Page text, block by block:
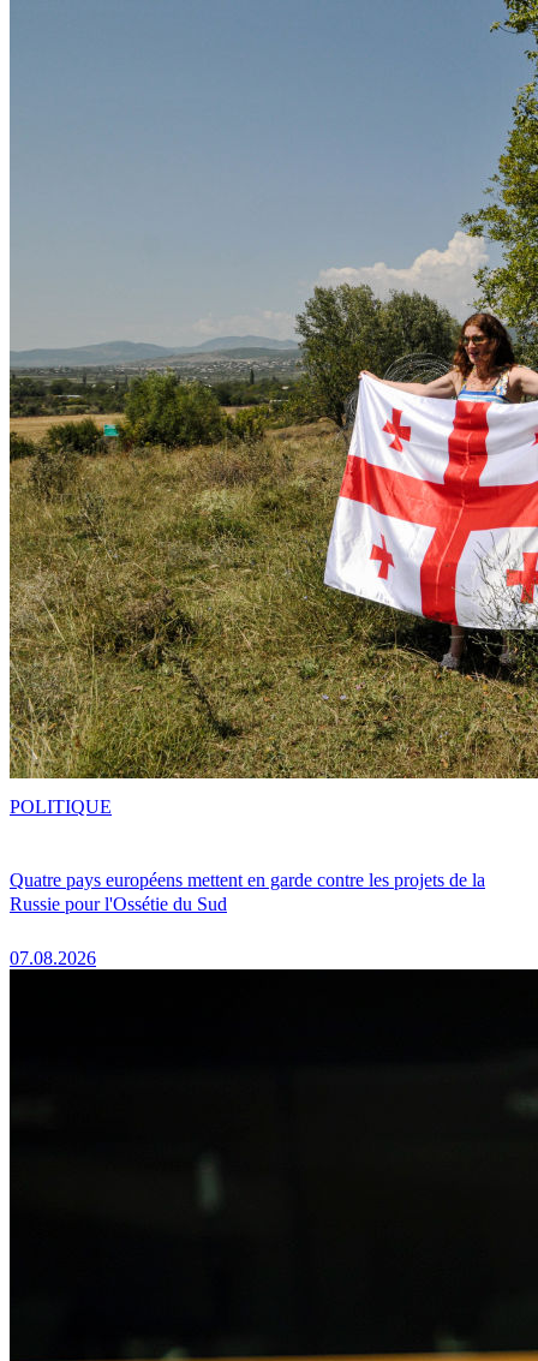
Quatre pays européens mettent en garde contre les projets de la
Russie pour l'Ossétie du Sud
07.08.2026
POLITIQUE